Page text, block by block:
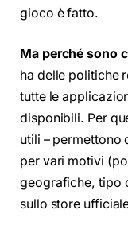
gioco è fatto.
Ma perché sono
ha delle politiche
tutte le
disponibili. Per
utili – permettono
per vari motivi
geografiche, tipo
sullo store